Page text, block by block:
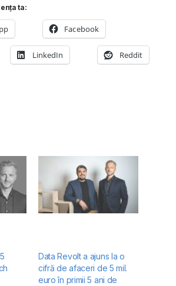
ta:
Facebook
LinkedIn Reddit
Data Revolt a ajuns la o
cifră de afaceri de 5 mil.
euro în primii 5 ani de